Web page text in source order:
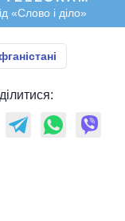
«Слово і діло»